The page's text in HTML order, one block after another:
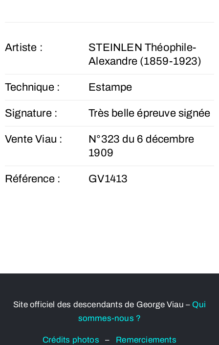
Artiste :
STEINLEN Théophile-
Alexandre (1859-1923)
Technique : Estampe
Signature : Très belle épreuve signée
Vente Viau :
N°323 du 6 décembre
1909
Référence : GV1413
Site officiel des descendants de George Viau – Qui
sommes-nous ?
Crédits photos– Remerciements